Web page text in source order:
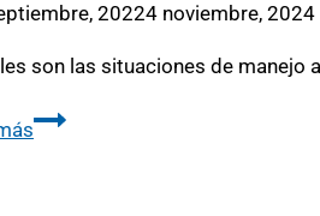
20224 noviembre, 2024
son las situaciones de manejo